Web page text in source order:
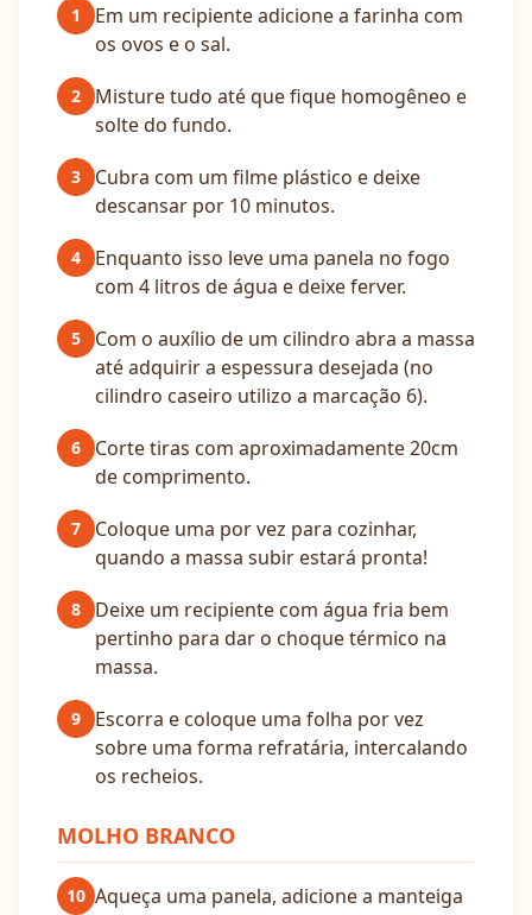
1
Em um recipiente adicione a farinha com
os ovos e o sal.
2
Misture tudo até que fique homogêneo e
solte do fundo.
3
Cubra com um filme plástico e deixe
descansar por 10 minutos.
4
Enquanto isso leve uma panela no fogo
com 4 litros de água e deixe ferver.
5
Com o auxílio de um cilindro abra a massa
até adquirir a espessura desejada (no
cilindro caseiro utilizo a marcação 6).
6
Corte tiras com aproximadamente 20cm
de comprimento.
7
Coloque uma por vez para cozinhar,
quando a massa subir estará pronta!
8
Deixe um recipiente com água fria bem
pertinho para dar o choque térmico na
massa.
9
Escorra e coloque uma folha por vez
sobre uma forma refratária, intercalando
os recheios.
MOLHO BRANCO
10 Aqueça uma panela, adicione a manteiga